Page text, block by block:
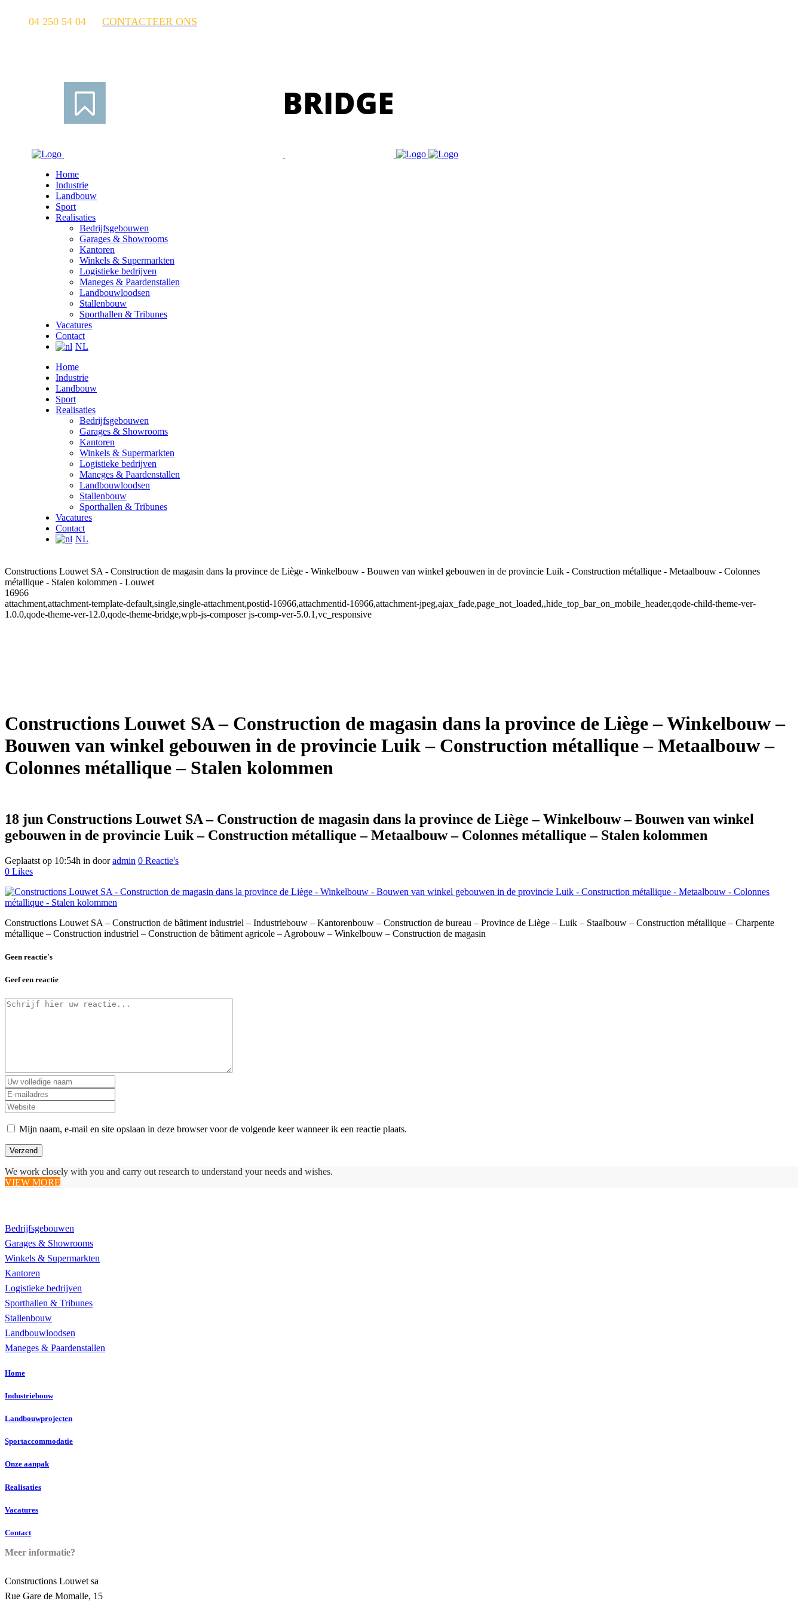
04 250 54 04 CONTACTEER ONS
Home
Industrie
Landbouw
Sport
Realisaties
Bedrijfsgebouwen
Garages & Showrooms
Kantoren
Winkels & Supermarkten
Logistieke bedrijven
Maneges & Paardenstallen
Landbouwloodsen
Stallenbouw
Sporthallen & Tribunes
Vacatures
Contact
NL
Home
Industrie
Landbouw
Sport
Realisaties
Bedrijfsgebouwen
Garages & Showrooms
Kantoren
Winkels & Supermarkten
Logistieke bedrijven
Maneges & Paardenstallen
Landbouwloodsen
Stallenbouw
Sporthallen & Tribunes
Vacatures
Contact
NL
Constructions Louwet SA - Construction de magasin dans la province de Liège - Winkelbouw - Bouwen van winkel gebouwen in de provincie Luik - Construction métallique - Metaalbouw - Colonnes
métallique - Stalen kolommen - Louwet
16966
attachment,attachment-template-default,single,single-attachment,postid-16966,attachmentid-16966,attachment-jpeg,ajax_fade,page_not_loaded,,hide_top_bar_on_mobile_header,qode-child-theme-ver-
1.0.0,qode-theme-ver-12.0,qode-theme-bridge,wpb-js-composer js-comp-ver-5.0.1,vc_responsive
Constructions Louwet SA – Construction de magasin dans la province de Liège – Winkelbouw –
Bouwen van winkel gebouwen in de provincie Luik – Construction métallique – Metaalbouw –
Colonnes métallique – Stalen kolommen
18 jun Constructions Louwet SA – Construction de magasin dans la province de Liège – Winkelbouw – Bouwen van winkel
gebouwen in de provincie Luik – Construction métallique – Metaalbouw – Colonnes métallique – Stalen kolommen
Geplaatst op 10:54h in dooradmin 0 Reactie's
0 Likes
Constructions Louwet SA – Construction de bâtiment industriel – Industriebouw – Kantorenbouw – Construction de bureau – Province de Liège – Luik – Staalbouw – Construction métallique – Charpente
métallique – Construction industriel – Construction de bâtiment agricole – Agrobouw – Winkelbouw – Construction de magasin
Geen reactie's
Geef een reactie
Mijn naam, e-mail en site opslaan in deze browser voor de volgende keer wanneer ik een reactie plaats.
We work closely with you and carry out research to understand your needs and wishes.
VIEW MORE
Bedrijfsgebouwen
Garages & Showrooms
Winkels & Supermarkten
Kantoren
Logistieke bedrijven
Sporthallen & Tribunes
Stallenbouw
Landbouwloodsen
Maneges & Paardenstallen
Home
Industriebouw
Landbouwprojecten
Sportaccommodatie
Onze aanpak
Realisaties
Vacatures
Contact
Meer informatie?
Constructions Louwet sa
Rue Gare de Momalle, 15